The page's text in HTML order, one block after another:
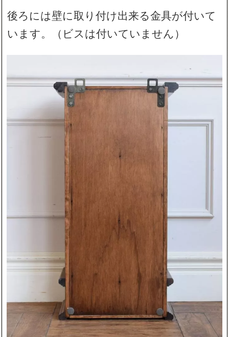
後ろには壁に取り付け出来る金具が付いて
います。（ビスは付いていません）